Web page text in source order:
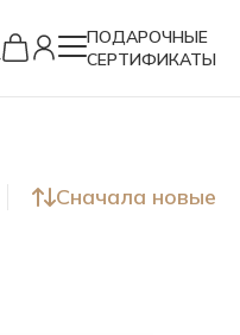
ПОДАРОЧНЫЕ
СЕРТИФИКАТЫ
Сначала новые